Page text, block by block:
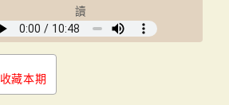
讀
收藏本期